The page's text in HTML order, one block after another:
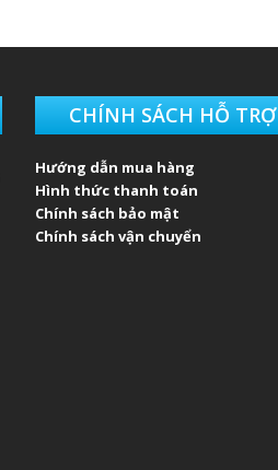
CHÍNH SÁCH HỖ TRỢ
Hướng dẫn mua hàng
Hình thức thanh toán
Chính sách bảo mật
Chính sách vận chuyển